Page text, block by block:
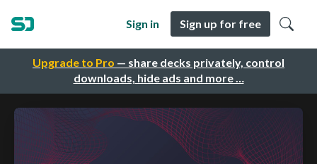
Upgrade to Pro — share decks privately, control
downloads, hide ads and more …
Sign in Sign up for free